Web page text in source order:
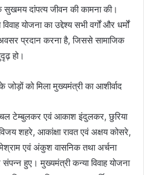
सुखमय दांपत्य जीवन की कामना की।
योजना का उद्देश्य सभी वर्गों और धर्मों
अवसर प्रदान करना है, जिससे सामाजिक
हो।
टेम्बुलकर एवं आकाश इंदुलकर, छुरिया
शहरे, आकांक्षा रावत एवं अक्षय कोसरे,
एवं अंकुश वासनिक तथा अर्चना
हुए। मुख्यमंत्री कन्या विवाह योजना